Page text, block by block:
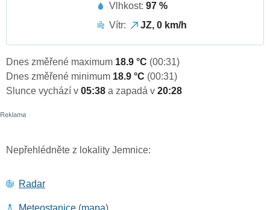
Vlhkost: 97 %
Vítr:
JZ, 0 km/h
Dnes změřené maximum 18.9 °C (00:31)
Dnes změřené minimum 18.9 °C (00:31)
Slunce vychází v 05:38 a zapadá v 20:28
Nepřehlédněte z lokality Jemnice:
Radar